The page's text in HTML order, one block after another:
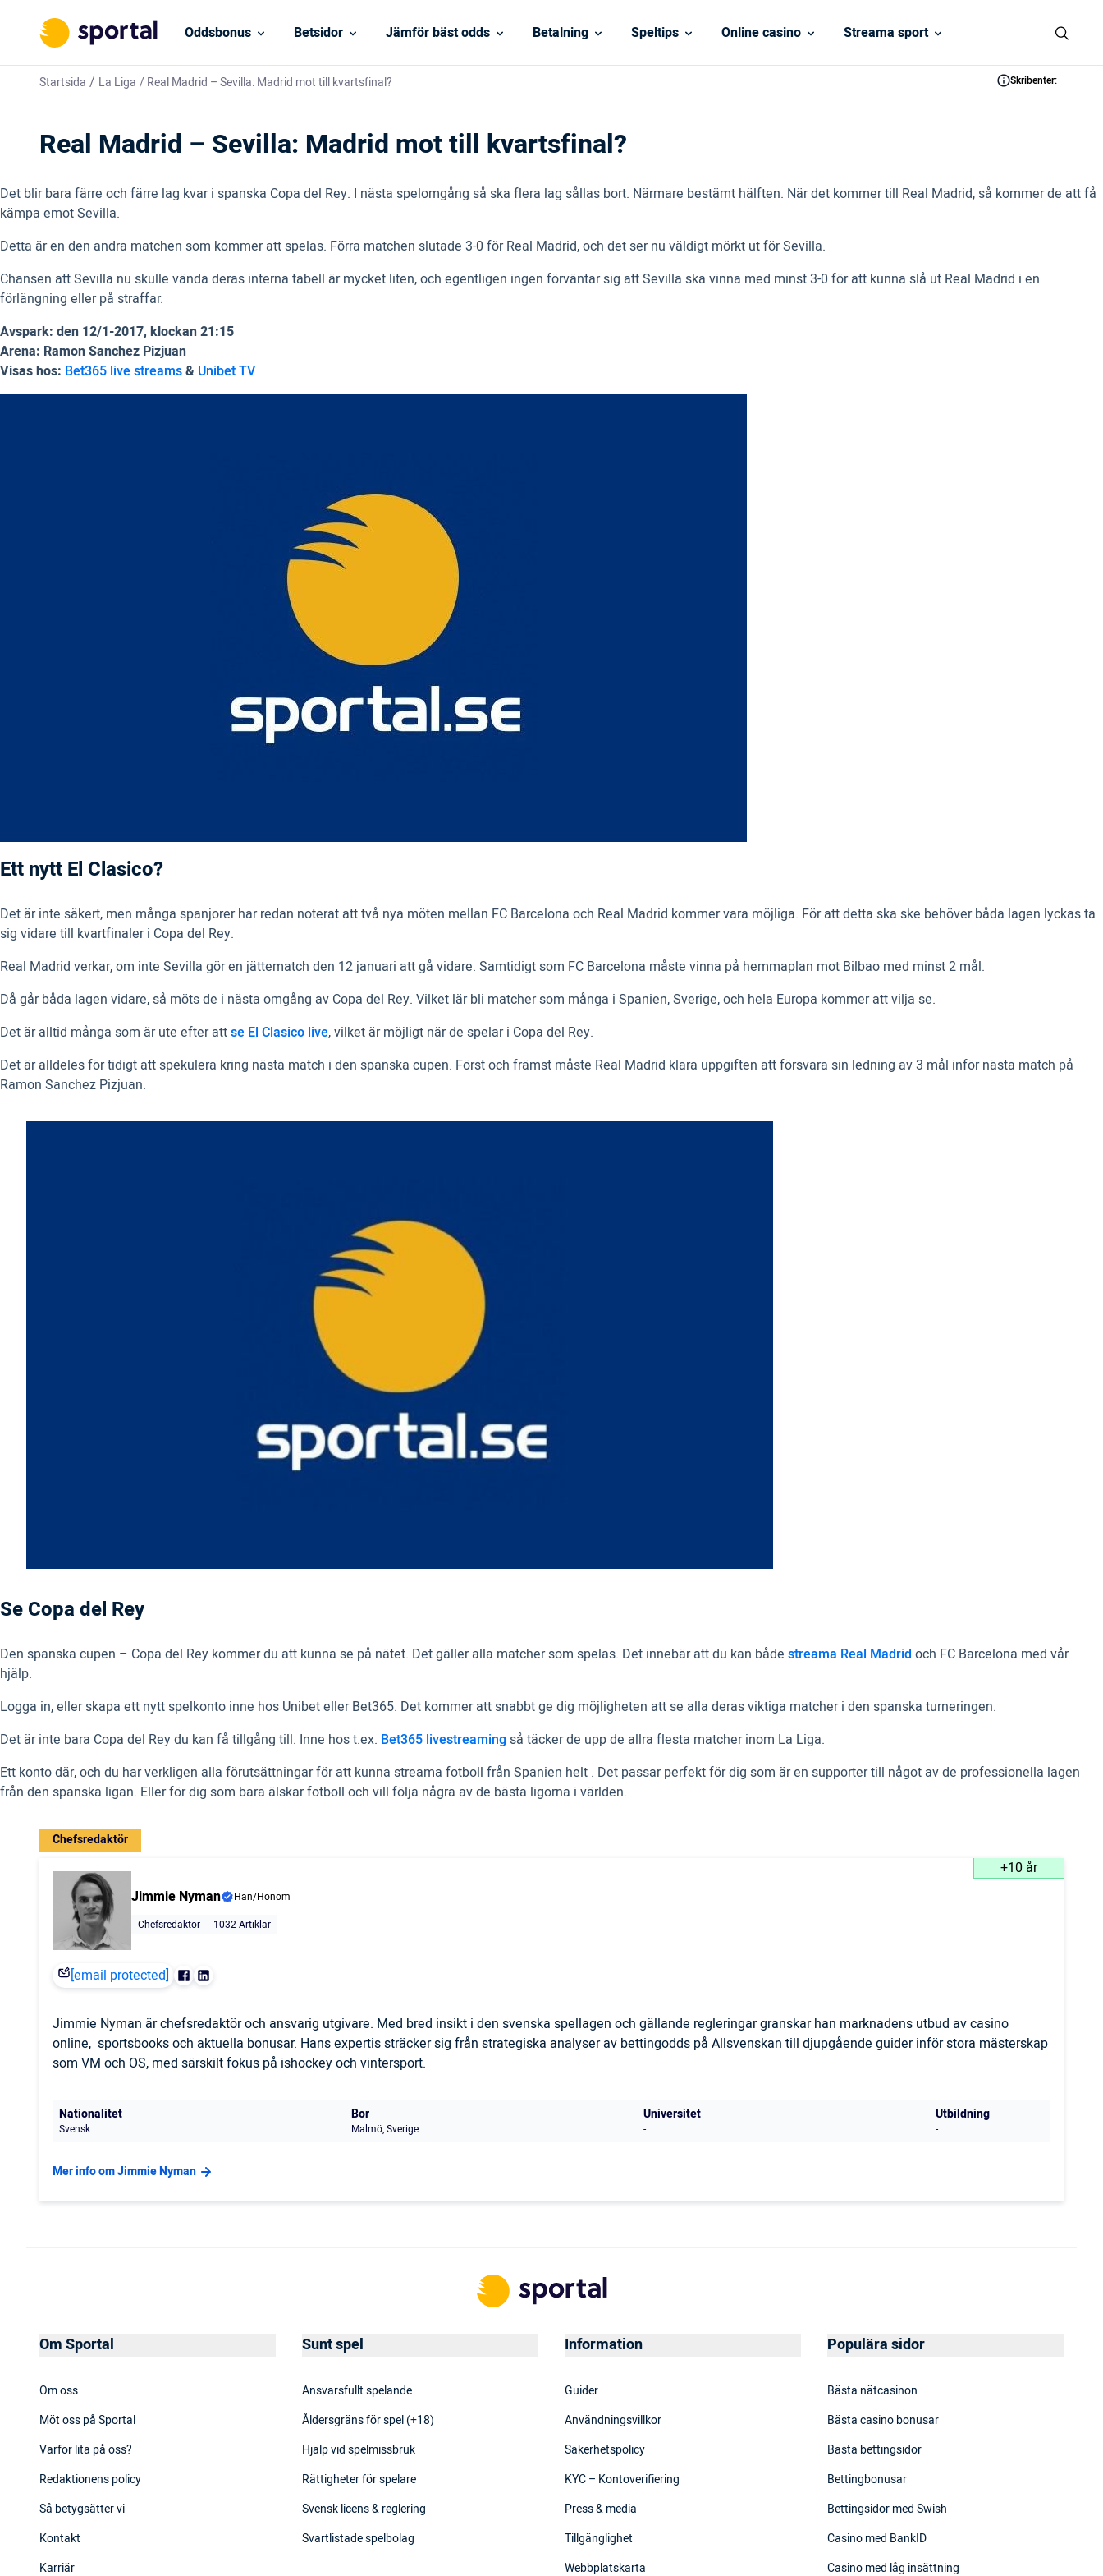
Oddsbonus Betsidor Jämför bäst odds Betalning Speltips Online casino Streama sport
Startsida / La Liga /Real Madrid – Sevilla: Madrid mot till kvartsfinal? Skribenter:
Real Madrid – Sevilla: Madrid mot till kvartsfinal?
Det blir bara färre och färre lag kvar i spanska Copa del Rey. I nästa spelomgång så ska flera lag sållas bort. Närmare bestämt hälften. När det kommer till Real Madrid, så kommer de att få
kämpa emot Sevilla.
Detta är en den andra matchen som kommer att spelas. Förra matchen slutade 3-0 för Real Madrid, och det ser nu väldigt mörkt ut för Sevilla.
Chansen att Sevilla nu skulle vända deras interna tabell är mycket liten, och egentligen ingen förväntar sig att Sevilla ska vinna med minst 3-0 för att kunna slå ut Real Madrid i en
förlängning eller på straffar.
Avspark: den 12/1-2017, klockan 21:15
Arena: Ramon Sanchez Pizjuan
Visas hos: Bet365 live streams& Unibet TV
Ett nytt El Clasico?
Det är inte säkert, men många spanjorer har redan noterat att två nya möten mellan FC Barcelona och Real Madrid kommer vara möjliga. För att detta ska ske behöver båda lagen lyckas ta
sig vidare till kvartfinaler i Copa del Rey.
Real Madrid verkar, om inte Sevilla gör en jättematch den 12 januari att gå vidare. Samtidigt som FC Barcelona måste vinna på hemmaplan mot Bilbao med minst 2 mål.
Då går båda lagen vidare, så möts de i nästa omgång av Copa del Rey. Vilket lär bli matcher som många i Spanien, Sverige, och hela Europa kommer att vilja se.
Det är alltid många som är ute efter attse El Clasico live, vilket är möjligt när de spelar i Copa del Rey.
Det är alldeles för tidigt att spekulera kring nästa match i den spanska cupen. Först och främst måste Real Madrid klara uppgiften att försvara sin ledning av 3 mål inför nästa match på
Ramon Sanchez Pizjuan.
Se Copa del Rey
Den spanska cupen – Copa del Rey kommer du att kunna se på nätet. Det gäller alla matcher som spelas. Det innebär att du kan både streama Real Madrid och FC Barcelona med vår
hjälp.
Logga in, eller skapa ett nytt spelkonto inne hos Unibet eller Bet365. Det kommer att snabbt ge dig möjligheten att se alla deras viktiga matcher i den spanska turneringen.
Det är inte bara Copa del Rey du kan få tillgång till. Inne hos t.ex. Bet365 livestreamingså täcker de upp de allra flesta matcher inom La Liga.
Ett konto där, och du har verkligen alla förutsättningar för att kunna streama fotboll från Spanien helt . Det passar perfekt för dig som är en supporter till något av de professionella lagen
från den spanska ligan. Eller för dig som bara älskar fotboll och vill följa några av de bästa ligorna i världen.
Chefsredaktör
Jimmie Nyman
Han/Honom
Chefsredaktör
1032 Artiklar
[email protected]
Jimmie Nyman är chefsredaktör och ansvarig utgivare. Med bred insikt i den svenska spellagen och gällande regleringar granskar han marknadens utbud av casino
online, sportsbooks och aktuella bonusar. Hans expertis sträcker sig från strategiska analyser av bettingodds på Allsvenskan till djupgående guider inför stora mästerskap
som VM och OS, med särskilt fokus på ishockey och vintersport.
Nationalitet
Svensk
Bor
Malmö, Sverige
Universitet
-
Utbildning
-
Mer info om Jimmie Nyman
+10 år
Om Sportal
Om oss
Möt oss på Sportal
Varför lita på oss?
Redaktionens policy
Så betygsätter vi
Kontakt
Karriär
Sunt spel
Ansvarsfullt spelande
Åldersgräns för spel (+18)
Hjälp vid spelmissbruk
Rättigheter för spelare
Svensk licens & reglering
Svartlistade spelbolag
Information
Guider
Användningsvillkor
Säkerhetspolicy
KYC – Kontoverifiering
Press & media
Tillgänglighet
Webbplatskarta
Populära sidor
Bästa nätcasinon
Bästa casino bonusar
Bästa bettingsidor
Bettingbonusar
Bettingsidor med Swish
Casino med BankID
Casino med låg insättning